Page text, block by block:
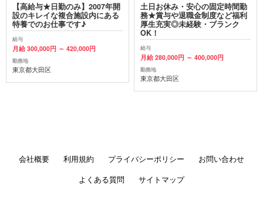
【高給与★日勤のみ】2007年開
設のキレイな複合施設内にある
特養でのお仕事です♪
給与
月給 300,000円 ～ 420,000円
勤務地
東京都大田区
土日お休み・安心の固定時間勤
務★賞与や退職金制度など福利
厚生充実◎未経験・ブランク
OK！
給与
月給 280,000円 ～ 400,000円
勤務地
東京都大田区
会社概要 利用規約 プライバシーポリシー
お問い合わせ
よくある質問
サイトマップ